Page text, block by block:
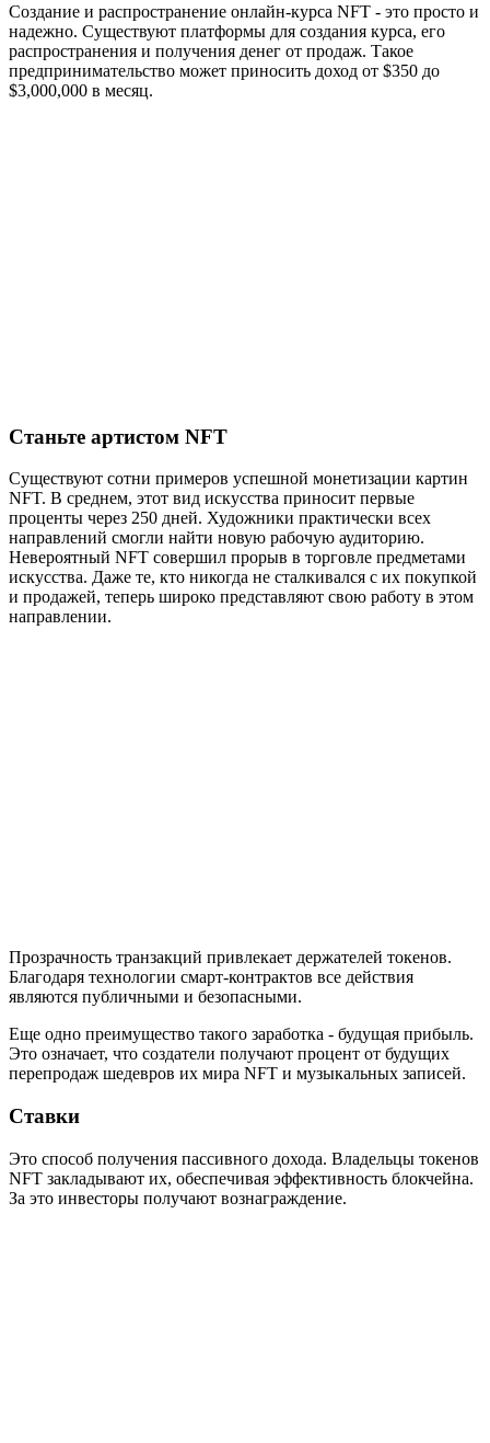
Создание и распространение онлайн-курса NFT - это просто и
надежно. Существуют платформы для создания курса, его
распространения и получения денег от продаж. Такое
предпринимательство может приносить доход от $350 до
$3,000,000 в месяц.
Станьте артистом NFT
Существуют сотни примеров успешной монетизации картин
NFT. В среднем, этот вид искусства приносит первые
проценты через 250 дней. Художники практически всех
направлений смогли найти новую рабочую аудиторию.
Невероятный NFT совершил прорыв в торговле предметами
искусства. Даже те, кто никогда не сталкивался с их покупкой
и продажей, теперь широко представляют свою работу в этом
направлении.
Прозрачность транзакций привлекает держателей токенов.
Благодаря технологии смарт-контрактов все действия
являются публичными и безопасными.
Еще одно преимущество такого заработка - будущая прибыль.
Это означает, что создатели получают процент от будущих
перепродаж шедевров их мира NFT и музыкальных записей.
Ставки
Это способ получения пассивного дохода. Владельцы токенов
NFT закладывают их, обеспечивая эффективность блокчейна.
За это инвесторы получают вознаграждение.